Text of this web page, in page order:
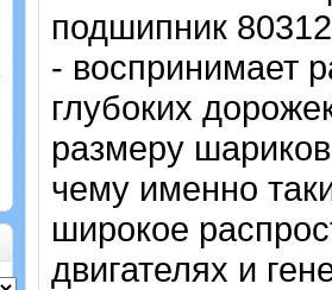
подшипник
- воспринимает
глубоких
размеру
чему именно
широкое
двигателях и